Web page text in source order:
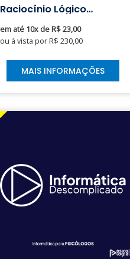
Raciocínio Lógico
Matemático
em até 10x de R$ 23,00
ou à vista por R$ 230,00
MAIS INFORMAÇÕES